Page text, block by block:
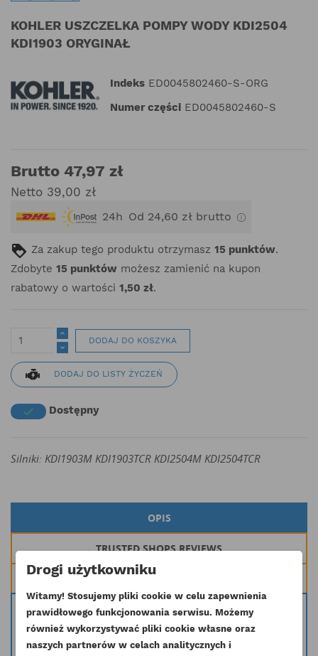
KOHLER USZCZELKA POMPY WODY KDI2504
KDI1903 ORYGINAŁ
Indeks ED0045802460-S-ORG
Numer części ED0045802460-S
Brutto 47,97 zł
Netto 39,00 zł
24h Od 24,60 zł brutto
Za zakup tego produktu otrzymasz 15 punktów.
Zdobyte 15 punktów możesz zamienić na kupon
rabatowy o wartości 1,50 zł.
DODAJ DO KOSZYKA
DODAJ DO LISTY ŻYCZEŃ
 Dostępny
Silniki: KDI1903M KDI1903TCR KDI2504M KDI2504TCR
OPIS
TRUSTED SHOPS REVIEWS
ZOBACZ TAKŻE
Oryginalna uszczelka pompa wody stosowana w silnikach Kohler
KDI1903M KDI1903TCR KDI2504M KDI2504TCR
Inny symbol: 4580246
Drogi użytkowniku
Witamy! Stosujemy pliki cookie w celu zapewnienia
prawidłowego funkcjonowania serwisu. Możemy
również wykorzystywać pliki cookie własne oraz
naszych partnerów w celach analitycznych i